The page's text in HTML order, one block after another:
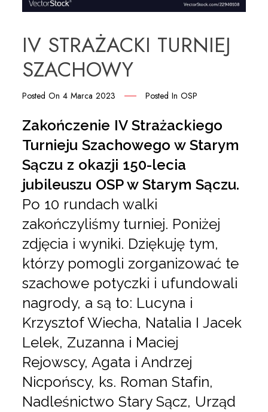
IV STRAŻACKI TURNIEJ
SZACHOWY
Posted On4 Marca 2023 Posted InOSP
Zakończenie IV Strażackiego
Turnieju Szachowego w Starym
Sączu z okazji 150-lecia
jubileuszu OSP w Starym Sączu.
Po 10 rundach walki
zakończyliśmy turniej. Poniżej
zdjęcia i wyniki. Dziękuję tym,
którzy pomogli zorganizować te
szachowe potyczki i ufundowali
nagrody, a są to: Lucyna i
Krzysztof Wiecha, Natalia I Jacek
Lelek, Zuzanna i Maciej
Rejowscy, Agata i Andrzej
Nicpońscy, ks. Roman Stafin,
Nadleśnictwo Stary Sącz, Urząd